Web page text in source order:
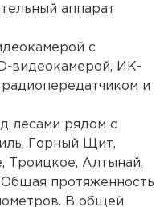
аппарат
с
видеокамерой, ИК-
и
лесами рядом с
Горный Щит,
Троицкое, Алтынай,
Общая протяженность
В общей